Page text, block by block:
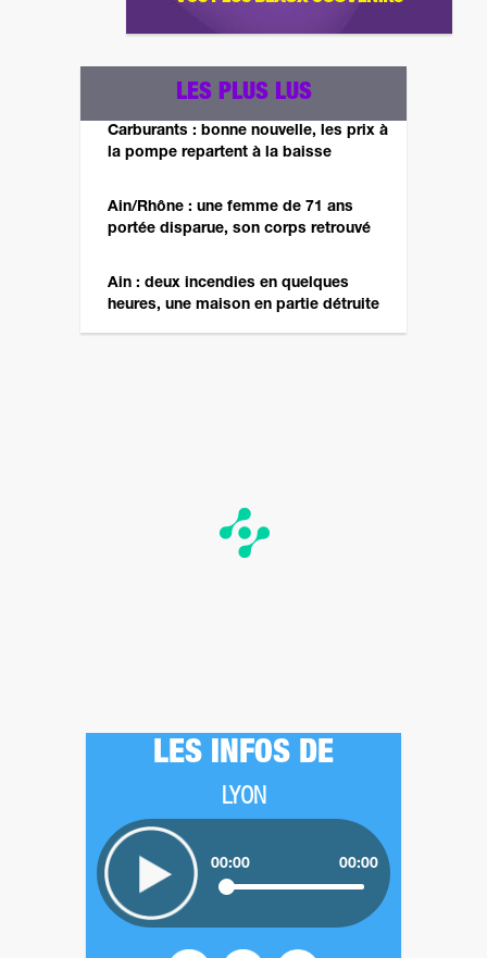
LES PLUS LUS
Carburants : bonne nouvelle, les prix à
la pompe repartent à la baisse
Ain/Rhône : une femme de 71 ans
portée disparue, son corps retrouvé
Ain : deux incendies en quelques
heures, une maison en partie détruite
LES INFOS DE
LYON
00:00 00:00